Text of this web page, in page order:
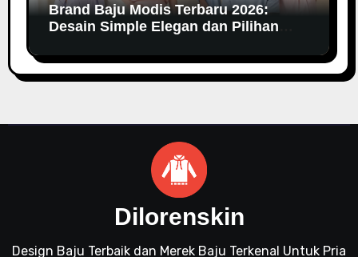
Brand Baju Modis Terbaru 2026:
Desain Simple Elegan dan Pilihan
Dilorenskin
Design Baju Terbaik dan Merek Baju Terkenal Untuk Pria